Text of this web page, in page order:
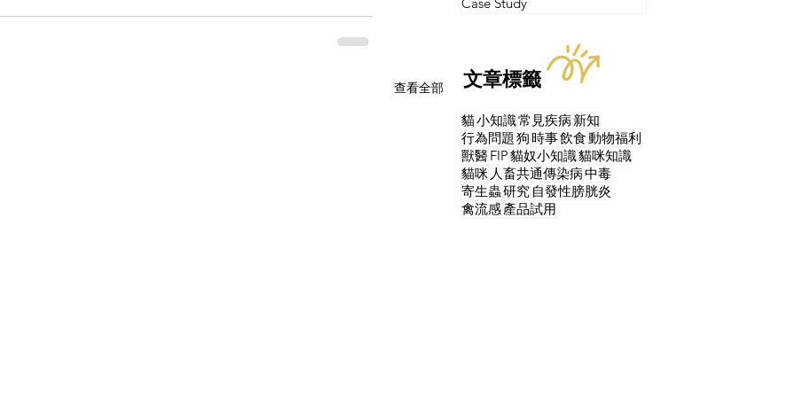
查看全部 文章標籤
貓小知識常見疾病 新知
行為問題狗時事飲食動物福利
獸醫FIP貓奴小知識貓咪知識
貓咪 人畜共通傳染病中毒
寄生蟲研究 自發性膀胱炎
禽流感產品試用